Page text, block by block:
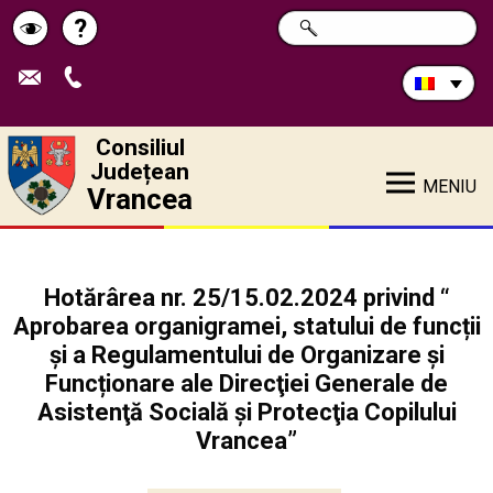
Schimbă
contrastul
Pagina
de
?
Caută
în
CAUTĂ
Consiliul
Județean
Vrancea MENIU
Hotărârea nr. 25/15.02.2024 privind “
Aprobarea organigramei, statului de funcții
și a Regulamentului de Organizare și
Funcționare ale Direcţiei Generale de
Asistenţă Socială şi Protecţia Copilului
Vrancea”